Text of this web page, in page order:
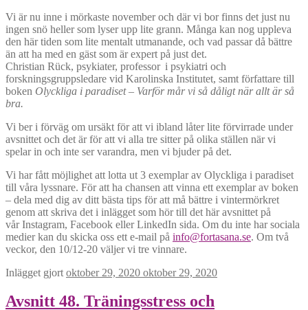
Vi är nu inne i mörkaste november och där vi bor finns det just nu
ingen snö heller som lyser upp lite grann. Många kan nog uppleva
den här tiden som lite mentalt utmanande, och vad passar då bättre
än att ha med en gäst som är expert på just det.
Christian Rück, psykiater, professor i psykiatri och
forskningsgruppsledare vid Karolinska Institutet, samt författare till
boken Olyckliga i paradiset – Varför mår vi så dåligt när allt är så
bra.
Vi ber i förväg om ursäkt för att vi ibland låter lite förvirrade under
avsnittet och det är för att vi alla tre sitter på olika ställen när vi
spelar in och inte ser varandra, men vi bjuder på det.
Vi har fått möjlighet att lotta ut 3 exemplar av Olyckliga i paradiset
till våra lyssnare. För att ha chansen att vinna ett exemplar av boken
– dela med dig av ditt bästa tips för att må bättre i vintermörkret
genom att skriva det i inlägget som hör till det här avsnittet på
vår Instagram, Facebook eller LinkedIn sida. Om du inte har sociala
medier kan du skicka oss ett e-mail på info@fortasana.se. Om två
veckor, den 10/12-20 väljer vi tre vinnare.
Inlägget gjort oktober 29, 2020 oktober 29, 2020
Avsnitt 48. Träningsstress och